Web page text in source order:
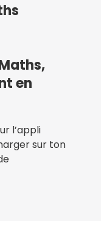
en
l’appli
sur ton